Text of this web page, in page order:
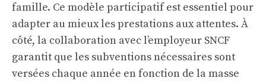
famille. Ce modèle participatif est essentiel pour
adapter au mieux les prestations aux attentes. À
côté, la collaboration avec l’employeur SNCF
garantit que les subventions nécessaires sont
versées chaque année en fonction de la masse